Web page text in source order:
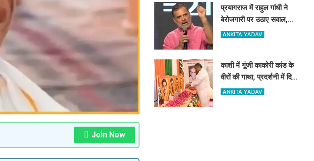
Join Now
प्रयागराज में राहुल गांधी ने
बेरोजगारी पर उठाए सवाल,
बोले- '1 हजार युवाओं में सिर्फ
ANKITA YADAV
काशी में गूंजी काकोरी कांड के
वीरों की गाथा, प्रदर्शनी में दिखी
क्रांतिकारियों की शौर्य और
ANKITA YADAV